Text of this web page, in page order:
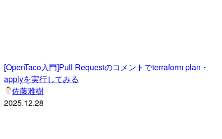
[OpenTaco入門]Pull Requestのコメントでterraform plan・
applyを実行してみる
佐藤雅樹
2025.12.28